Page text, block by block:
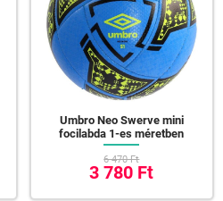
Umbro Neo Swerve mini
focilabda 1-es méretben
6 470 Ft
3 780 Ft